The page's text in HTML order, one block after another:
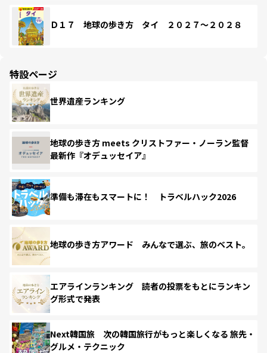
Ｄ１７ 地球の歩き方 タイ ２０２７～２０２８
特設ページ
世界遺産ランキング
地球の歩き方 meets クリストファー・ノーラン監督
最新作『オデュッセイア』
準備も滞在もスマートに！ トラベルハック2026
地球の歩き方アワード みんなで選ぶ、旅のベスト。
エアラインランキング 読者の投票をもとにランキン
グ形式で発表
Next韓国旅 次の韓国旅行がもっと楽しくなる 旅先・
グルメ・テクニック